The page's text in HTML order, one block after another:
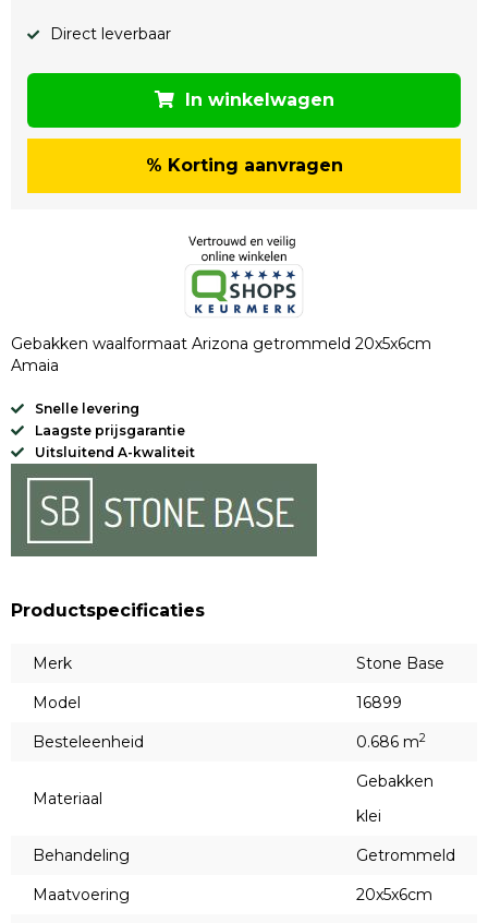
Direct leverbaar
In winkelwagen
% Korting aanvragen
Gebakken waalformaat Arizona getrommeld 20x5x6cm
Amaia
Snelle levering
Laagste prijsgarantie
Uitsluitend A-kwaliteit
Productspecificaties
Merk
Stone Base
Model
16899
Besteleenheid
0.686 m2
Materiaal
Gebakken
klei
Behandeling
Getrommeld
Maatvoering
20x5x6cm